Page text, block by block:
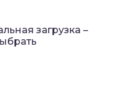
загрузка –